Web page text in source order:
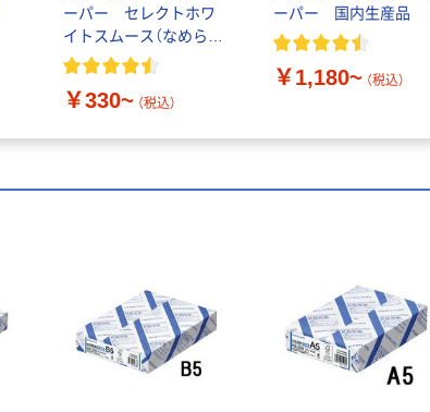
ーパー セレクトホワ
イトスムース（なめらか
高白色タイプ）
￥330~ （税込）
ーパー 国内生産品
￥1,180~ （税込）